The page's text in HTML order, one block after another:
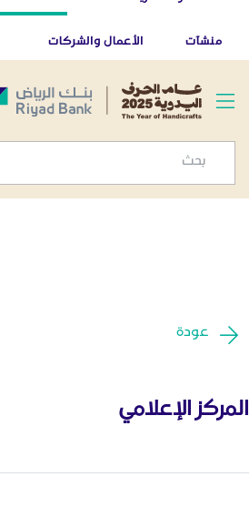
أخبار صحفية - المركز
تطبيق بنك الرياض
منشآت الأعمال والشركات
عودة
المركز الإعلامي